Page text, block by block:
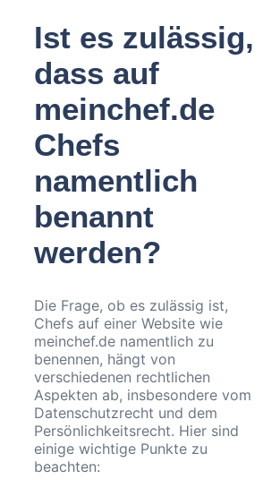
Ist es zulässig,
dass auf
meinchef.de
Chefs
namentlich
benannt
werden?
Die Frage, ob es zulässig ist,
Chefs auf einer Website wie
meinchef.de namentlich zu
benennen, hängt von
verschiedenen rechtlichen
Aspekten ab, insbesondere vom
Datenschutzrecht und dem
Persönlichkeitsrecht. Hier sind
einige wichtige Punkte zu
beachten: